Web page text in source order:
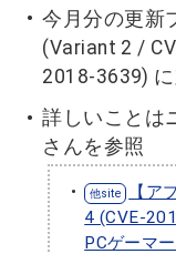
今月分の更新
(Variant 2 /
2018-3639)
詳しいことは
さんを参照
【
4 (CVE-
PCゲーマ